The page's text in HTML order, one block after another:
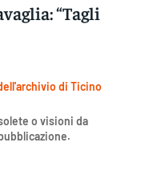
“Tagli
di Ticino
o visioni da